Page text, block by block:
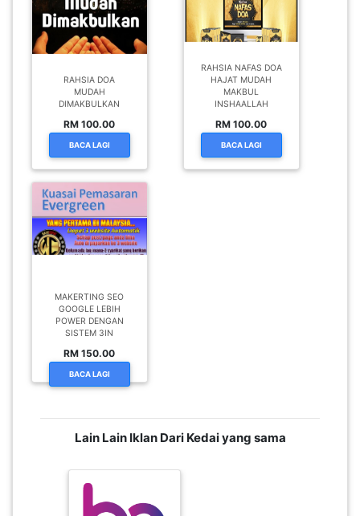
RAHSIA DOA
MUDAH
DIMAKBULKAN
RM 100.00
BACA LAGI
RAHSIA NAFAS DOA
HAJAT MUDAH
MAKBUL
INSHAALLAH
RM 100.00
BACA LAGI
POWER DENGAN
SISTEM 3IN
RM 150.00
BACA LAGI
Lain Lain Iklan Dari Kedai yang sama